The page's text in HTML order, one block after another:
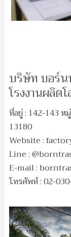
บริษัท บอร์น
โรงงานผลิต
ที่อยู่ : 142-143 ห
13180
Website :
Line :
E-mail :
โทรศัพท์ : 02-